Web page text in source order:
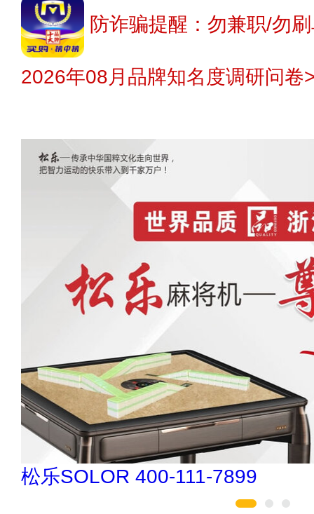
防诈骗提醒：勿兼职/勿
2026年08月品牌知名度调研问卷
驴充充 0797-966999